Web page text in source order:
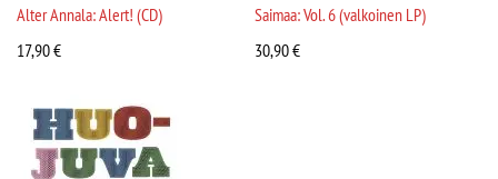
Alter Annala: Alert! (CD)
17,90€
Saimaa: Vol. 6 (valkoinen LP)
30,90€